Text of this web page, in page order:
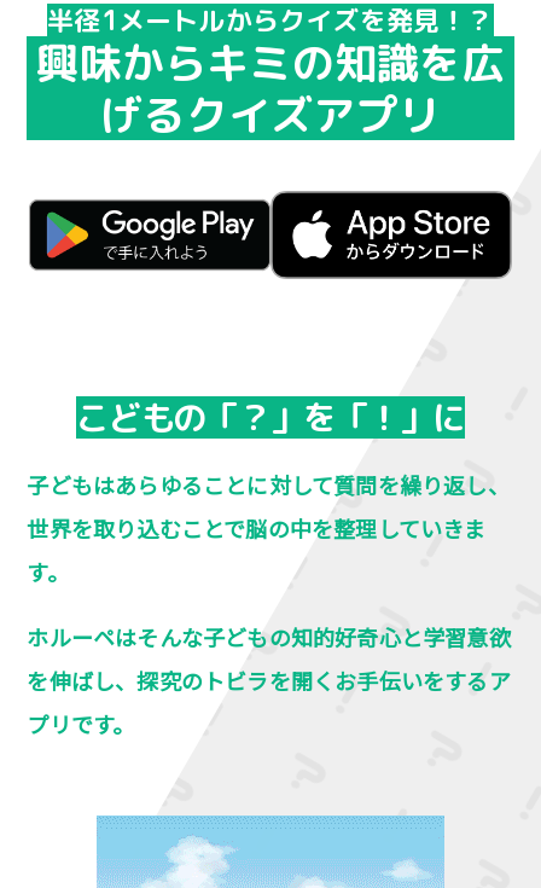
半径1メートルからクイズを発見！？
興味からキミの知識を広
げるクイズアプリ
こどもの「？」を「！」に
子どもはあらゆることに対して質問を繰り返し、
世界を取り込むことで脳の中を整理していきま
す。
ホルーペはそんな子どもの知的好奇心と学習意欲
を伸ばし、探究のトビラを開くお手伝いをするア
プリです。